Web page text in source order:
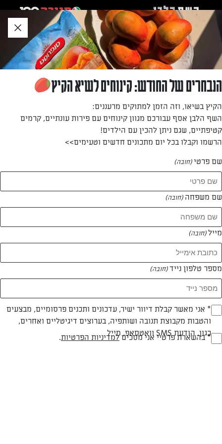
לאזור
תוכן
תחתוןדף הבית»
...
»מאפה פילו יווני עם תרד, בצל סגול וחומוס
מאפה פילו יווני עם תרד, בצל סגול וחומוס
מאפה פילו שיביא את יוון אליכם הביתה! מתכון קל ומהיר
למאפה מיוחד ומרשים עם תרד, חומוס, בצל סגול וגבינת פטה
שיוצרים יחד שילוב טעמים מושלם.
מאת: אינס ינאי
צילום: נמרוד סונדרס עיצוב: נעה קנריק
הנבחרים של החודש: קינוחים לשיא הקיץ
הקיץ בשיאו, וזה הזמן למתוקים מרעננים:
השף הלבן אסף עבורכם מגוון קינוחים עם פירות עונתיים, קרמים
קטיפתיים, שגם ניתן להכין עם הילדים!
הרשמו וקבלו בכל יום מתכונים חדשים וטעימים>>
שם פרטי(חובה)
שם משפחה (חובה)
מייל(חובה)
מספר טלפון נייד(חובה)
Opt_In
(חובה)
* אני מאשר קבלת דיוור ישיר, עדכונים ותכנים פרסומיים, מבצעים
והטבות מקבוצת תנובה ושותפיה, בערוצים דיגיטליים ואחרים,
כגון, הודעת SMS וואטסאפ, מייל
RegulationsApproved
* בהשארת פרטיי אני מסכיםלמדיניות הפרטיות.